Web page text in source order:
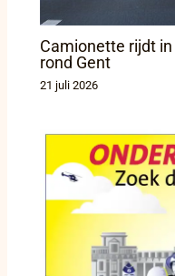
Camionette rijdt
rond Gent
21 juli 2026